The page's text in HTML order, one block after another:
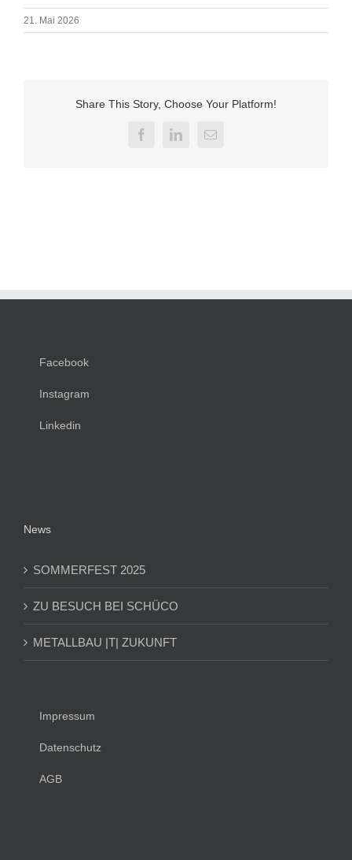
21. Mai 2026
Share This Story, Choose Your Platform!
FacebookLinkedIn
E-
Facebook
Instagram
Linkedin
News
SOMMERFEST 2025
ZU BESUCH BEI SCHÜCO
METALLBAU |T| ZUKUNFT
Impressum
Datenschutz
AGB